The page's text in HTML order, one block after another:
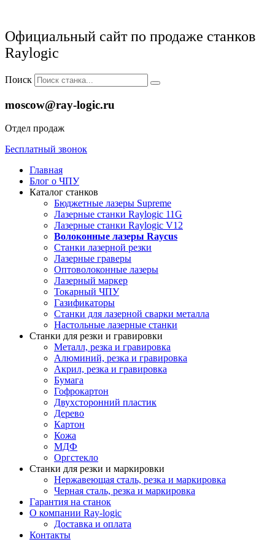
Официальный сайт по продаже станков
Raylogic
Поиск
moscow@ray-logic.ru
Отдел продаж
Бесплатный звонок
Главная
Блог о ЧПУ
Каталог станков
Бюджетные лазеры Supreme
Лазерные станки Raylogic 11G
Лазерные станки Raylogic V12
Волоконные лазеры Raycus
Станки лазерной резки
Лазерные граверы
Оптоволоконные лазеры
Лазерный маркер
Токарный ЧПУ
Газификаторы
Cтанки для лазерной сварки металла
Настольные лазерные станки
Станки для резки и гравировки
Металл, резка и гравировка
Алюминий, резка и гравировка
Акрил, резка и гравировка
Бумага
Гофрокартон
Двухсторонний пластик
Дерево
Картон
Кожа
МДФ
Оргстекло
Станки для резки и маркировки
Нержавеющая сталь, резка и маркировка
Черная сталь, резка и маркировка
Гарантия на станок
О компании Ray-logic
Доставка и оплата
Контакты